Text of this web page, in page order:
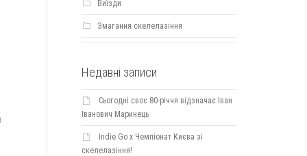
Виїзди
Змагання скелелазіння
Недавні записи
Сьогодні своє 80-річчя відзначає Іван
Іванович Маринець
Indie Go х Чемпіонат Києва зі
скелелазіння!